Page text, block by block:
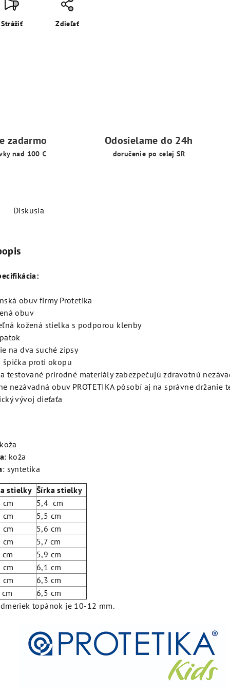
Strážiť Zdieľať
zadarmo
nad 100 €
Odosielame do 24h
doručenie po celej SR
Diskusia
obuv firmy Protetika
obuv
kožená stielka s podporou klenby
na dva suché zipsy
špička proti okopu
testované prírodné materiály zabezpečujú zdravotnú
nezávadná obuv PROTETIKA pôsobí aj na správne držanie
vývoj dieťaťa
: koža
: syntetika
stielky Šírka stielky
cm
5,4 cm
cm
5,5 cm
cm
5,6 cm
cm
5,7 cm
cm
5,9 cm
cm
6,1 cm
cm
6,3 cm
6,5 cm
topánok je 10-12 mm.